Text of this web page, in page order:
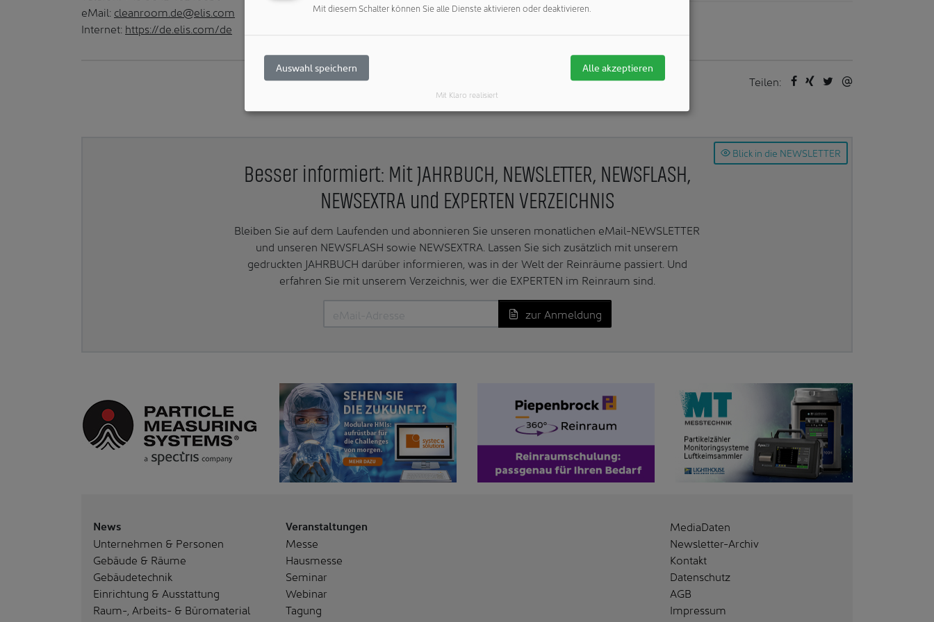
eMail: cleanroom.de@elis.com
Internet: https://de.elis.com/de
Teilen:
Blick in die NEWSLETTER
Besser informiert: Mit JAHRBUCH, NEWSLETTER, NEWSFLASH,
NEWSEXTRA und EXPERTEN VERZEICHNIS
Bleiben Sie auf dem Laufenden und abonnieren Sie unseren monatlichen eMail-NEWSLETTER
und unseren NEWSFLASH sowie NEWSEXTRA. Lassen Sie sich zusätzlich mit unserem
gedruckten JAHRBUCH darüber informieren, was in der Welt der Reinräume passiert. Und
erfahren Sie mit unserem Verzeichnis, wer die EXPERTEN im Reinraum sind.
zur Anmeldung
News
Unternehmen & Personen
Gebäude & Räume
Gebäudetechnik
Einrichtung & Ausstattung
Raum-, Arbeits- & Büromaterial
Veranstaltungen
Messe
Hausmesse
Seminar
Webinar
Tagung
MediaDaten
Newsletter-Archiv
Kontakt
Datenschutz
AGB
Impressum
Mit diesem Schalter können Sie alle Dienste aktivieren oder deaktivieren.
Auswahl speichern Alle akzeptieren
Mit Klaro realisiert